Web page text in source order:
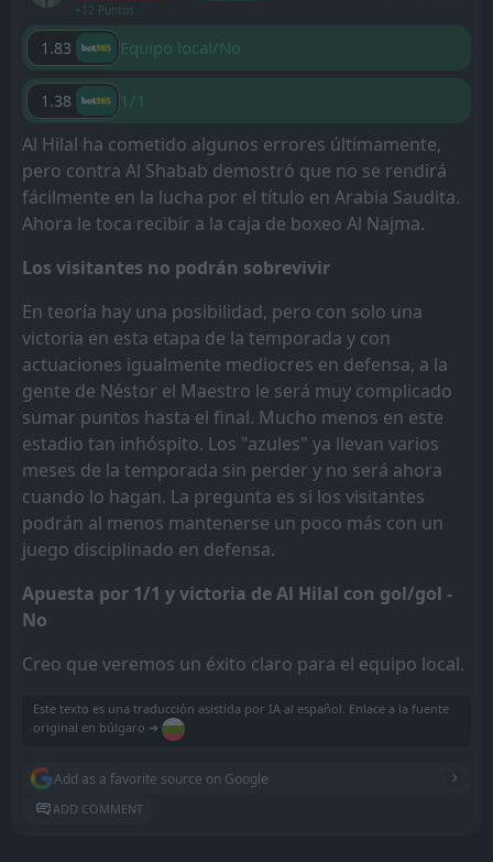
+12 Puntos
1.83 Equipo local/No
1.38 1/1
Al Hilal ha cometido algunos errores últimamente,
pero contra Al Shabab demostró que no se rendirá
fácilmente en la lucha por el título en Arabia Saudita.
Ahora le toca recibir a la caja de boxeo Al Najma.
Los visitantes no podrán sobrevivir
En teoría hay una posibilidad, pero con solo una
victoria en esta etapa de la temporada y con
actuaciones igualmente mediocres en defensa, a la
gente de Néstor el Maestro le será muy complicado
sumar puntos hasta el final. Mucho menos en este
estadio tan inhóspito. Los "azules" ya llevan varios
meses de la temporada sin perder y no será ahora
cuando lo hagan. La pregunta es si los visitantes
podrán al menos mantenerse un poco más con un
juego disciplinado en defensa.
Apuesta por 1/1 y victoria de Al Hilal con gol/gol -
No
Creo que veremos un éxito claro para el equipo local.
Este texto es una traducción asistida por IA al español. Enlace a la fuente
original en búlgaro ➔
Add as a favorite source on Google
ADD COMMENT